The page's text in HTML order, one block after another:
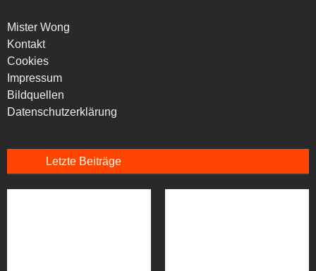
Mister Wong
Kontakt
Cookies
Impressum
Bildquellen
Datenschutzerklärung
Letzte Beiträge